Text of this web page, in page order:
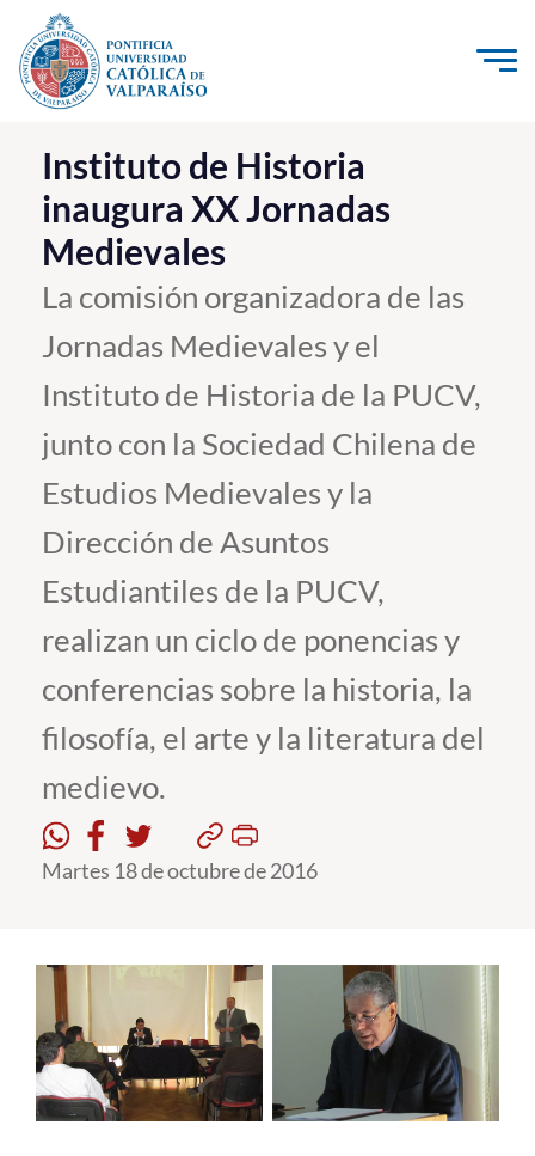
Click acá para ir directamente al contenido
La Universidad
Investigación, Creación e Innovación
PUCV Internacional
Vinculación con el Medio
Admisión
Pregrado
Estudiantes
Académicos
Funcionarios
Alumni
English
Instituto de Historia
inaugura XX Jornadas
Medievales
La comisión organizadora de las
Jornadas Medievales y el
Instituto de Historia de la PUCV,
junto con la Sociedad Chilena de
Estudios Medievales y la
Dirección de Asuntos
Estudiantiles de la PUCV,
realizan un ciclo de ponencias y
conferencias sobre la historia, la
filosofía, el arte y la literatura del
medievo.
Martes 18 de octubre de 2016